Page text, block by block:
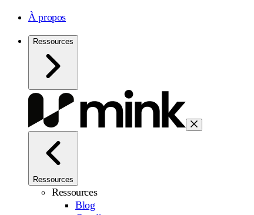
À propos
Ressources
Ressources
Ressources
Blog